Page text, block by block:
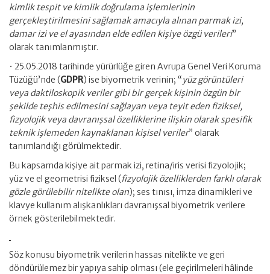
kimlik tespit ve kimlik doğrulama işlemlerinin
gerçekleştirilmesini sağlamak amacıyla alınan parmak izi,
damar izi ve el ayasından elde edilen kişiye özgü verileri”
olarak tanımlanmıştır.
• 25.05.2018 tarihinde yürürlüğe giren Avrupa Genel Veri Koruma
Tüzüğü’nde (GDPR) ise biyometrik verinin; “yüz görüntüleri
veya daktiloskopik veriler gibi bir gerçek kişinin özgün bir
şekilde teşhis edilmesini sağlayan veya teyit eden fiziksel,
fizyolojik veya davranışsal özelliklerine ilişkin olarak spesifik
teknik işlemeden kaynaklanan kişisel veriler” olarak
tanımlandığı görülmektedir.
Bu kapsamda kişiye ait parmak izi, retina/iris verisi fizyolojik;
yüz ve el geometrisi fiziksel (fizyolojik özelliklerden farklı olarak
gözle görülebilir nitelikte olan); ses tınısı, imza dinamikleri ve
klavye kullanım alışkanlıkları davranışsal biyometrik verilere
örnek gösterilebilmektedir.
Söz konusu biyometrik verilerin hassas nitelikte ve geri
döndürülemez bir yapıya sahip olması (ele geçirilmeleri hâlinde